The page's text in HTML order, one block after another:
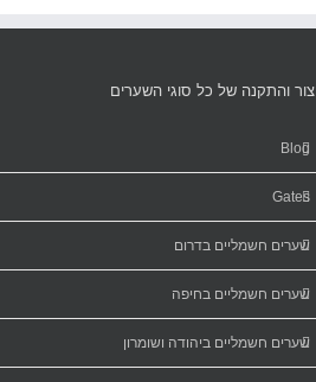
והתקנה של כל סוגי השערים‏
Blog
Gates
שערים חשמליים בדרום
שערים חשמליים בחיפה
שערים חשמליים ביהודה ושומרון